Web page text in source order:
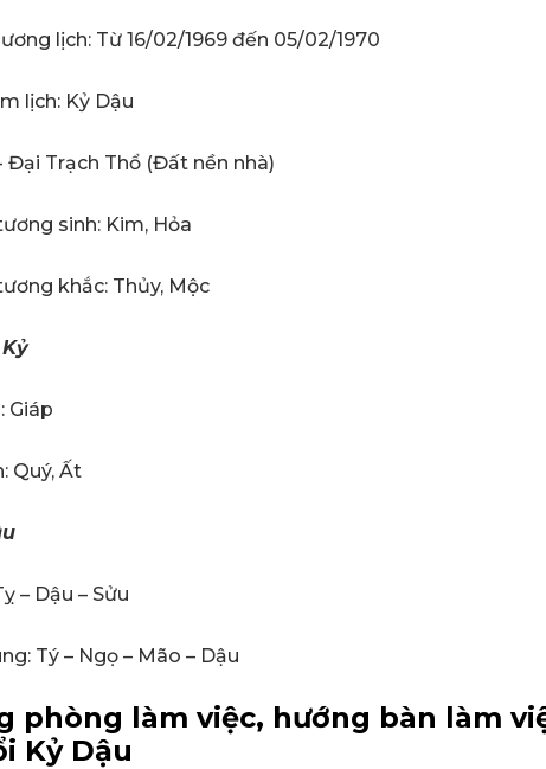
lịch: Từ 16/02/1969 đến 05/02/1970
lịch: Kỷ Dậu
Đại Trạch Thổ (Đất nền nhà)
sinh: Kim, Hỏa
khắc: Thủy, Mộc
Giáp
Quý, Ất
– Dậu – Sửu
Tý – Ngọ – Mão – Dậu
phòng làm việc, hướng bàn làm
Kỷ Dậu